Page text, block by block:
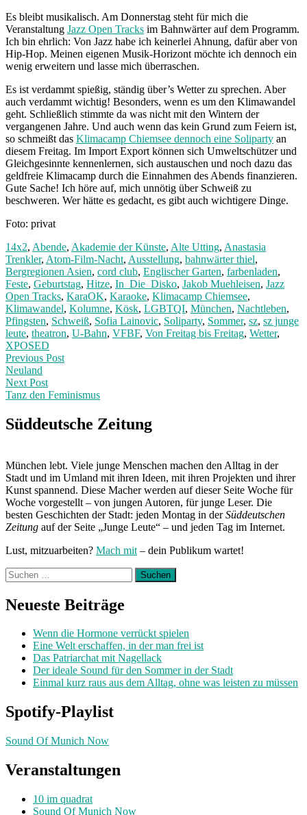
Es bleibt musikalisch. Am Donnerstag steht für mich die
Veranstaltung Jazz Open Tracks im Bahnwärter auf dem Programm.
Ich bin ehrlich: Von Jazz habe ich keinerlei Ahnung, dafür aber von
Hip-Hop. Meinen eigenen Musik-Horizont möchte ich dennoch ein
wenig erweitern und lasse mich überraschen.
Es ist verdammt spießig, ständig über’s Wetter zu sprechen. Aber
auch verdammt wichtig! Besonders, wenn es um den Klimawandel
geht. Schließlich stimmte da was nicht mit den Wintern der
vergangenen Jahre. Und auch wenn das kein Grund zum Feiern ist,
so schmeißt das Klimacamp Chiemsee dennoch eine Soliparty an
diesem Freitag. Im Import Export können sich Umweltschützer und
Gleichgesinnte kennenlernen, sich austauschen und noch dazu das
geldfreie Klimacamp durch die Einnahmen des Abends finanzieren.
Gute Sache! Ich höre auf, mich unnötig über Schweiß zu
beschweren. Wer hätte es gedacht, es gibt auch wichtigere Dinge.
Foto: privat
14x2, Abende, Akademie der Künste, Alte Utting, Anastasia
Trenkler, Atom-Film-Nacht, Ausstellung, bahnwärter thiel,
Bergregionen Asien, cord club, Englischer Garten, farbenladen,
Feste, Geburtstag, Hitze, In_Die_Disko, Jakob Muehleisen, Jazz
Open Tracks, KaraOK, Karaoke, Klimacamp Chiemsee,
Klimawandel, Kolumne, Kösk, LGBTQI, München, Nachtleben,
Pfingsten, Schweiß, Sofia Lainovic, Soliparty, Sommer, sz, sz junge
leute, theatron, U-Bahn, VFBF, Von Freitag bis Freitag, Wetter,
XPOSED
Post
navigation
Previous PostPrevious
Neuland
Next Post
Tanz den Feminismus
Post:
Süddeutsche Zeitung
München lebt. Viele junge Menschen machen den Alltag in der
Stadt und im Umland mit ihren Ideen, mit ihren Projekten und ihrer
Kunst spannend. Diese Macher werden auf dieser Seite Woche für
Woche vorgestellt – von jungen Autoren, für junge Leser. Die
besten Geschichten der Stadt: jeden Montag in derSüddeutschen
Zeitung auf der Seite „Junge Leute“ – und jeden Tag im Internet.
Lust, mitzuarbeiten? Mach mit – dein Publikum wartet!
Suchen
nach:
Neueste Beiträge
Wenn die Hormone verrückt spielen
Eine Welt erschaffen, in der man frei ist
Das Patriarchat mit Nagellack
Der ideale Sound für den Sommer in der Stadt
Einmal kurz raus aus dem Alltag, ohne was leisten zu müssen
Spotify-Playlist
Sound Of Munich Now
Veranstaltungen
10 im quadrat
Sound Of Munich Now